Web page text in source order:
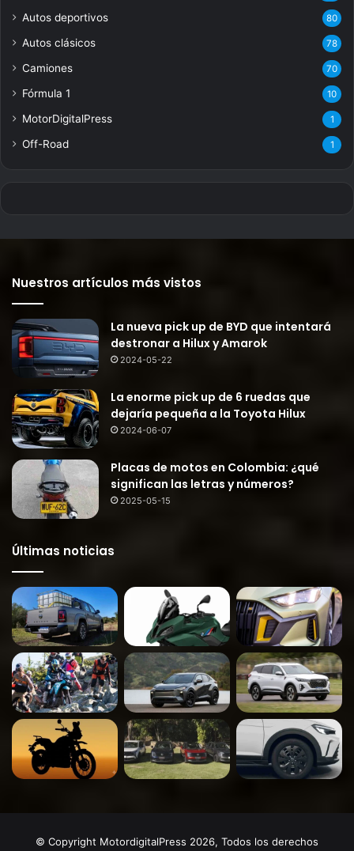
Autos deportivos 80
Autos clásicos 78
Camiones 70
Fórmula 1 10
MotorDigitalPress 1
Off-Road 1
Nuestros artículos más vistos
La nueva pick up de BYD que intentará
destronar a Hilux y Amarok
2024-05-22
La enorme pick up de 6 ruedas que
dejaría pequeña a la Toyota Hilux
2024-06-07
Placas de motos en Colombia: ¿qué
significan las letras y números?
2025-05-15
Últimas noticias
© Copyright MotordigitalPress 2026, Todos los derechos